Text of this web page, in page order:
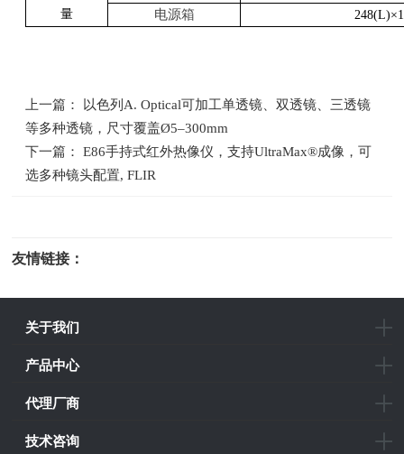
量
电源箱
上一篇： 以色列A. Optical可加工单透镜、双透镜、三透镜
等多种透镜，尺寸覆盖Ø5–300mm
下一篇： E86手持式红外热像仪，支持UltraMax®成像，可
选多种镜头配置, FLIR
友情链接：
关于我们
产品中心
代理厂商
技术咨询